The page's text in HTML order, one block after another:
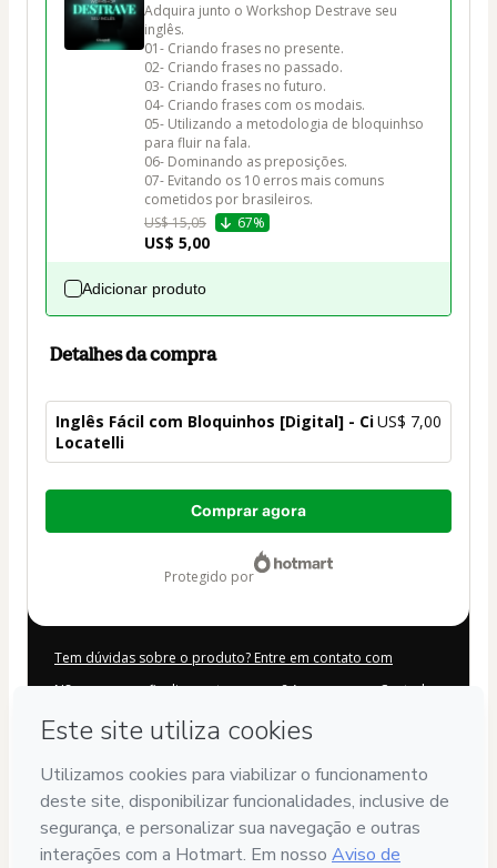
Adquira junto o Workshop Destrave seu
inglês.
01- Criando frases no presente.
02- Criando frases no passado.
03- Criando frases no futuro.
04- Criando frases com os modais.
05- Utilizando a metodologia de bloquinhso
para fluir na fala.
06- Dominando as preposições.
07- Evitando os 10 erros mais comuns
cometidos por brasileiros.
US$ 15,05
67%
US$ 5,00
Adicionar produto
Detalhes da compra
Inglês Fácil com Bloquinhos [Digital] - Ci
Locatelli
US$ 7,00
Total
Comprar agora
protegido por
Tem dúvidas sobre o produto? Entre em contato com
Não consegue finalizar esta compra? Acesse nossa Central
Caso precise solicitar atendimento, o código abaixo deve ser
CKTID-X90050632Pk0sbdndt1-1786111615183-5424
Suas informações foram preenchidas automaticamente?
Clique aqui para saber mais.
Ao clicar em 'Comprar agora', eu declaro que li e concordo